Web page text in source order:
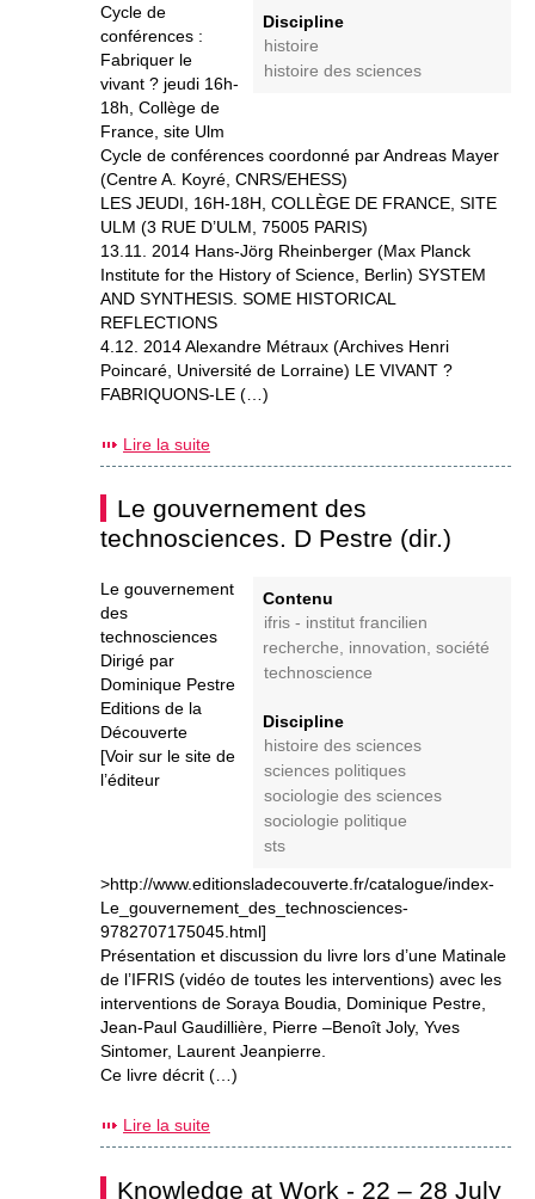
Discipline
histoire
histoire des sciences
Cycle de
conférences :
Fabriquer le
vivant ? jeudi 16h-
18h, Collège de
France, site Ulm
Cycle de conférences coordonné par Andreas Mayer
(Centre A. Koyré, CNRS/EHESS)
LES JEUDI, 16H-18H, COLLÈGE DE FRANCE, SITE
ULM (3 RUE D’ULM, 75005 PARIS)
13.11. 2014 Hans-Jörg Rheinberger (Max Planck
Institute for the History of Science, Berlin) SYSTEM
AND SYNTHESIS. SOME HISTORICAL
REFLECTIONS
4.12. 2014 Alexandre Métraux (Archives Henri
Poincaré, Université de Lorraine) LE VIVANT ?
FABRIQUONS-LE (…)
Lire la suite
Le gouvernement des
technosciences. D Pestre (dir.)
Contenu
ifris - institut francilien
recherche, innovation, société
technoscience
Discipline
histoire des sciences
sciences politiques
sociologie des sciences
sociologie politique
sts
Le gouvernement
des
technosciences
Dirigé par
Dominique Pestre
Editions de la
Découverte
[Voir sur le site de
l’éditeur
>http://www.editionsladecouverte.fr/catalogue/index-
Le_gouvernement_des_technosciences-
9782707175045.html]
Présentation et discussion du livre lors d’une Matinale
de l’IFRIS (vidéo de toutes les interventions) avec les
interventions de Soraya Boudia, Dominique Pestre,
Jean-Paul Gaudillière, Pierre –Benoît Joly, Yves
Sintomer, Laurent Jeanpierre.
Ce livre décrit (…)
Lire la suite
Knowledge at Work - 22 – 28 July